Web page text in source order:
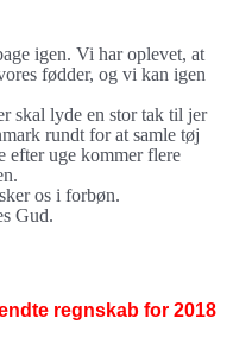
igen. Vi har oplevet, at
fødder, og vi kan igen
skal lyde en stor tak til jer
rundt for at samle tøj
efter uge kommer flere
os i forbøn.
Gud.
regnskab for 2018